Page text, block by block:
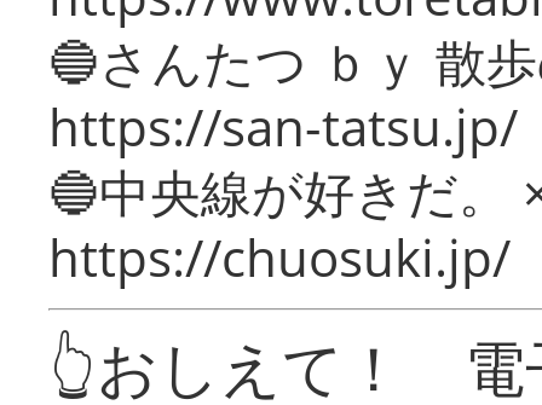
🔵さんたつ ｂｙ 散
https://san-tatsu.jp/
🔵中央線が好きだ。
https://chuosuki.jp/
👆おしえて！ 電